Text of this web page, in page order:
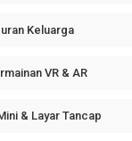
Keluarga
VR & AR
& Layar Tancap